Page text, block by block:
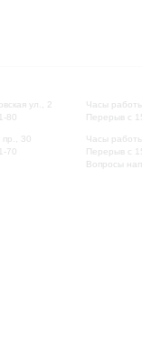
ул., 2
80
пр., 30
70
Часы
Перерыв с
Часы
Перерыв с
Вопросы